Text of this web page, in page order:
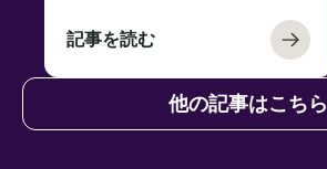
記事を読む
他の記事はこちら